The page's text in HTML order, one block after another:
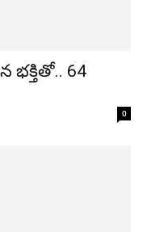
64
0